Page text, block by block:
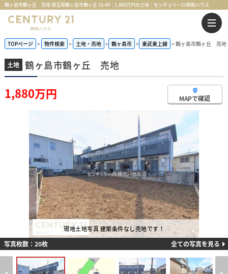
鶴ヶ島市鶴ヶ丘 売地 埼玉県鶴ヶ島市鶴ヶ丘 16-49｜1,880万円の土地｜センチュリー21明和ハウス
TOPページ 物件検索 土地・売地 鶴ヶ島市 東武東上線 鶴ヶ島市鶴ヶ丘 売地
土地 鶴ヶ島市鶴ヶ丘 売地
1,880万円 MAPで確認
現地土地写真 建築条件なし売地です！
写真枚数：20枚 全ての写真を見る